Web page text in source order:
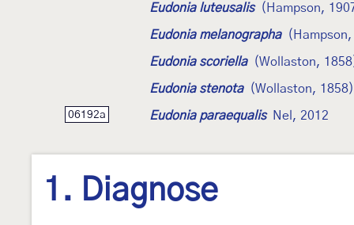
Eudonia luteusalis (Hampson,
Eudonia melanographa
Eudonia scoriella (Wollaston,
Eudonia stenota (Wollaston, 1858)
06192a Eudonia paraequalis Nel, 2012
1. Diagnose